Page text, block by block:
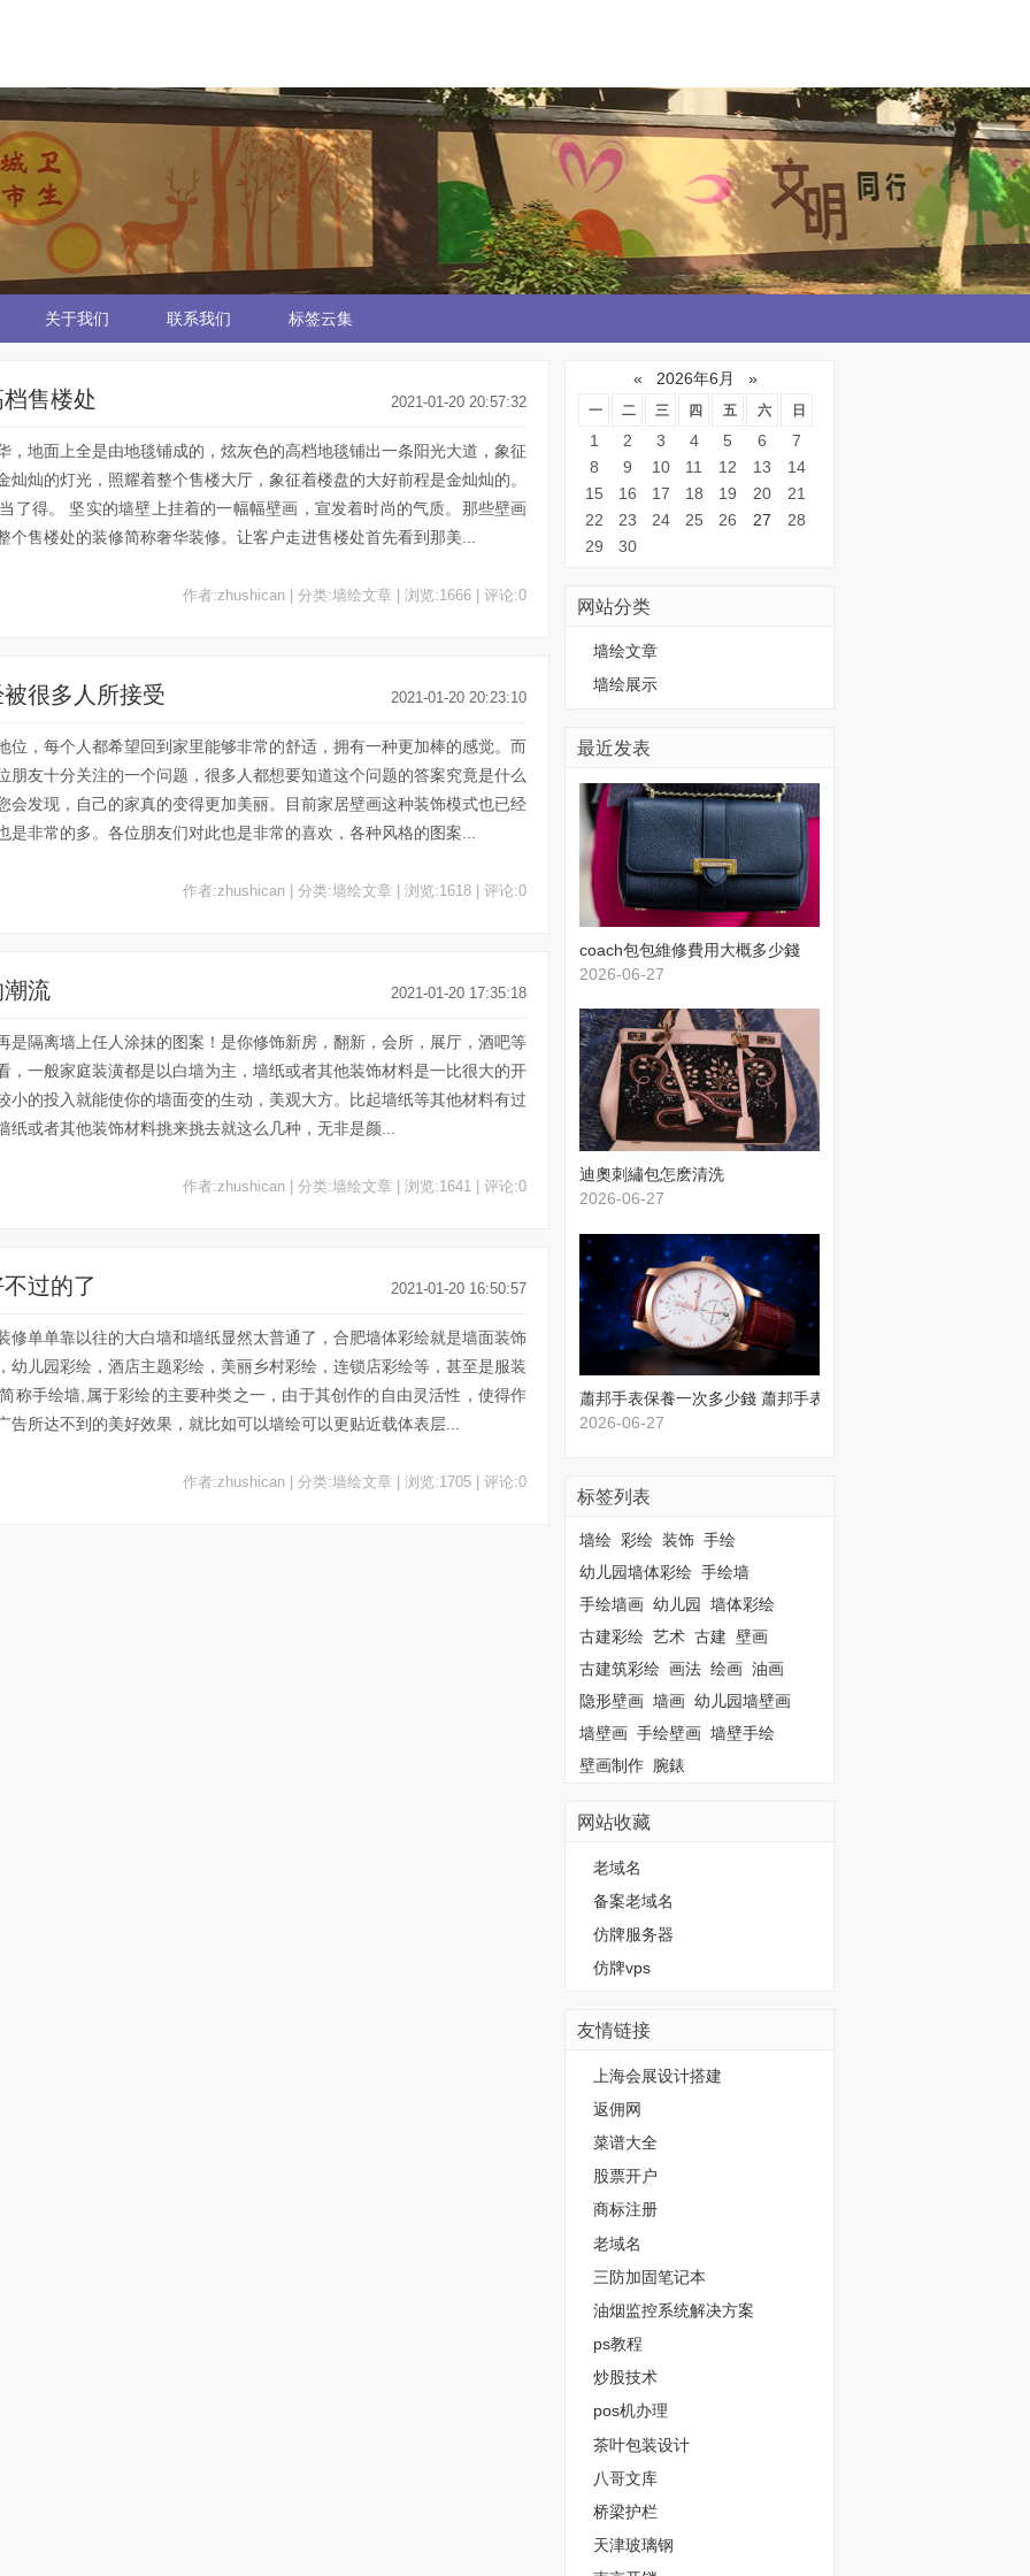
关于我们 联系我们 标签云集
2021-01-20 20:57:32
售楼处
，地面上全是由地毯铺成的，炫灰色的高档地毯铺出一条阳光大道，象征
灿的灯光，照耀着整个售楼大厅，象征着楼盘的大好前程是金灿灿的。
了得。 坚实的墙壁上挂着的一幅幅壁画，宣发着时尚的气质。那些壁画
售楼处的装修简称奢华装修。让客户走进售楼处首先看到那美...
作者:zhushican | 分类:墙绘文章 | 浏览:1666 | 评论:0
2021-01-20 20:23:10
很多人所接受
位，每个人都希望回到家里能够非常的舒适，拥有一种更加棒的感觉。而
朋友十分关注的一个问题，很多人都想要知道这个问题的答案究竟是什么
会发现，自己的家真的变得更加美丽。目前家居壁画这种装饰模式也已经
非常的多。各位朋友们对此也是非常的喜欢，各种风格的图案...
作者:zhushican | 分类:墙绘文章 | 浏览:1618 | 评论:0
2021-01-20 17:35:18
流
是隔离墙上任人涂抹的图案！是你修饰新房，翻新，会所，展厅，酒吧等
，一般家庭装潢都是以白墙为主，墙纸或者其他装饰材料是一比很大的开
小的投入就能使你的墙面变的生动，美观大方。比起墙纸等其他材料有过
或者其他装饰材料挑来挑去就这么几种，无非是颜...
作者:zhushican | 分类:墙绘文章 | 浏览:1641 | 评论:0
2021-01-20 16:50:57
过的了
修单单靠以往的大白墙和墙纸显然太普通了，合肥墙体彩绘就是墙面装饰
幼儿园彩绘，酒店主题彩绘，美丽乡村彩绘，连锁店彩绘等，甚至是服装
称手绘墙,属于彩绘的主要种类之一，由于其创作的自由灵活性，使得作
所达不到的美好效果，就比如可以墙绘可以更贴近载体表层...
作者:zhushican | 分类:墙绘文章 | 浏览:1705 | 评论:0
« 2026年6月 »
一 二 三 四 五 六 日
1 2 3 4 5 6
7
8
9 10 11 12 13
14
15
16 17 18 19 20
21
22
23 24 25 26 27
28
29
30
网站分类
墙绘文章
墙绘展示
最近发表
​coach包包維修費用大概多少錢
2026-06-27
​迪奧刺繡包怎麽清洗
2026-06-27
蕭邦手表保養一次多少錢 蕭邦手表保養價格
2026-06-27
标签列表
墙绘 彩绘 装饰 手绘
幼儿园墙体彩绘 手绘墙
手绘墙画 幼儿园
墙体彩绘
古建彩绘 艺术 古建 壁画
古建筑彩绘 画法 绘画 油画
隐形壁画 墙画 幼儿园墙壁画
墙壁画 手绘壁画 墙壁手绘
壁画制作 腕錶
网站收藏
老域名
备案老域名
仿牌服务器
仿牌vps
友情链接
上海会展设计搭建
返佣网
菜谱大全
股票开户
商标注册
老域名
三防加固笔记本
油烟监控系统解决方案
ps教程
炒股技术
pos机办理
茶叶包装设计
八哥文库
桥梁护栏
天津玻璃钢